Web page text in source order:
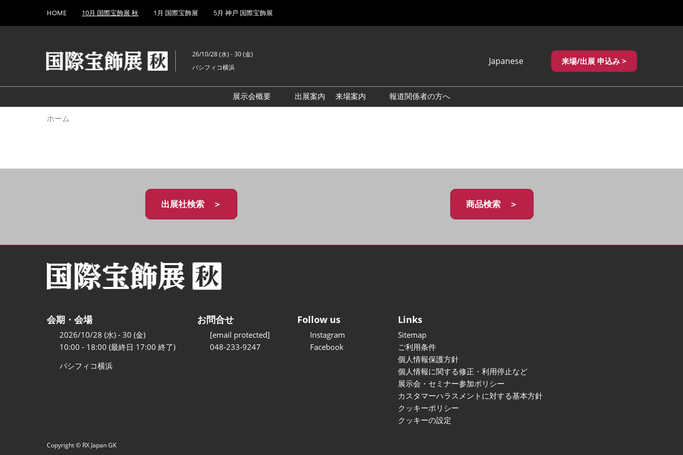
キ
し
て
to
HOME 10月 国際宝飾展 秋 1月 国際宝飾展 5月 神戸 国際宝飾展
26/10/28 (水) - 30 (金)
パシフィコ横浜
Japanese
繁體中文
来場/出展 申込み >
展示会概要
出展案内
来場案内
報道関係者の方へ
ホーム
出展社検索 ＞ 商品検索 ＞
会期・会場
2026/10/28 (水) - 30 (金)
10:00 - 18:00 (最終日 17:00 終了)
パシフィコ横浜
お問合せ
[email protected]
048-233-9247
Follow us
Instagram
Facebook
Links
Sitemap
ご利用条件
個人情報保護方針
個人情報に関する修正・利用停止など
展示会・セミナー参加ポリシー
カスタマーハラスメントに対する基本方針
クッキーポリシー
クッキーの設定
Copyright © RX Japan GK